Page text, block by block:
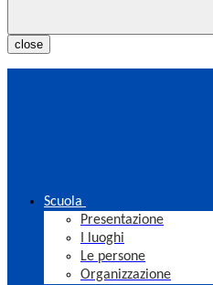
close
Scuola
Presentazione
I luoghi
Le persone
Organizzazione